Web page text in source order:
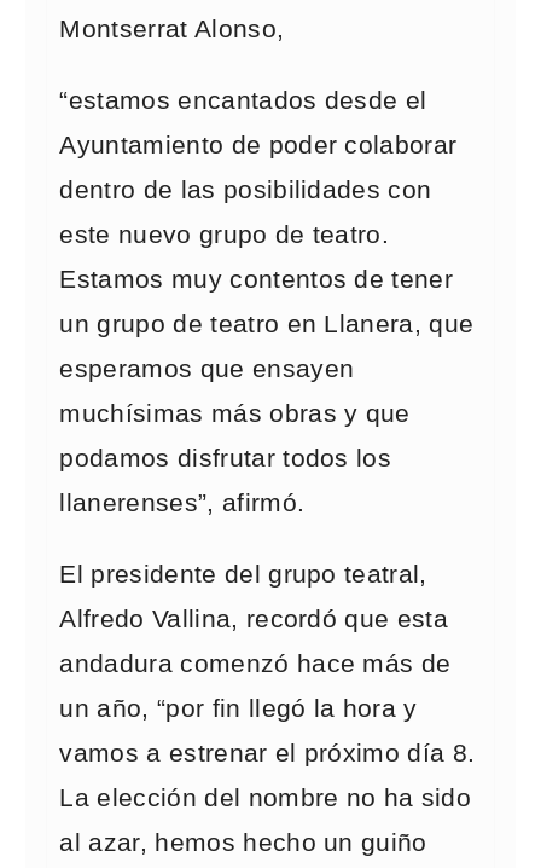
Montserrat Alonso,
“estamos encantados desde el
Ayuntamiento de poder colaborar
dentro de las posibilidades con
este nuevo grupo de teatro.
Estamos muy contentos de tener
un grupo de teatro en Llanera, que
esperamos que ensayen
muchísimas más obras y que
podamos disfrutar todos los
llanerenses”, afirmó.
El presidente del grupo teatral,
Alfredo Vallina, recordó que esta
andadura comenzó hace más de
un año, “por fin llegó la hora y
vamos a estrenar el próximo día 8.
La elección del nombre no ha sido
al azar, hemos hecho un guiño